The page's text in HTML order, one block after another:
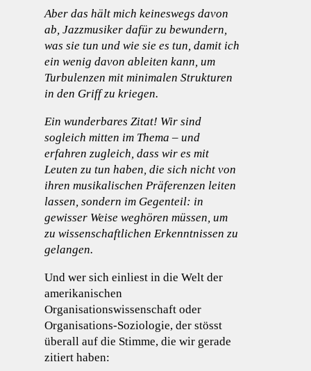
Aber das hält mich keineswegs davon
ab, Jazzmusiker dafür zu bewundern,
was sie tun und wie sie es tun, damit ich
ein wenig davon ableiten kann, um
Turbulenzen mit minimalen Strukturen
in den Griff zu kriegen.
Ein wunderbares Zitat! Wir sind
sogleich mitten im Thema – und
erfahren zugleich, dass wir es mit
Leuten zu tun haben, die sich nicht von
ihren musikalischen Präferenzen leiten
lassen, sondern im Gegenteil: in
gewisser Weise weghören müssen, um
zu wissenschaftlichen Erkenntnissen zu
gelangen.
Und wer sich einliest in die Welt der
amerikanischen
Organisationswissenschaft oder
Organisations-Soziologie, der stösst
überall auf die Stimme, die wir gerade
zitiert haben: